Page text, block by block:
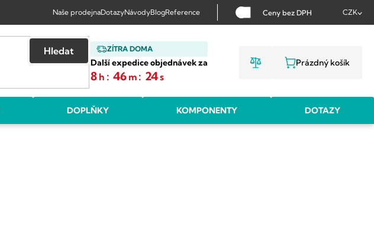
Naše prodejnaDotazyNávodyBlogReference Ceny bez DPH CZK
ZÍTRA DOMA
Další expedice objednávek za
8 h : 46 m : 24s
Hledat
NÁKUPNÍ
Prázdný košík
DOPLŇKY KOMPONENTY DOTAZY